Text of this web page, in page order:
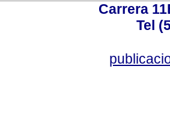
Carrera
Tel